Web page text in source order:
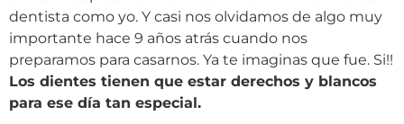
dentista como yo. Y casi nos olvidamos de algo muy
importante hace 9 años atrás cuando nos
preparamos para casarnos. Ya te imaginas que fue. Si!!
Los dientes tienen que estar derechos y blancos
para ese día tan especial.